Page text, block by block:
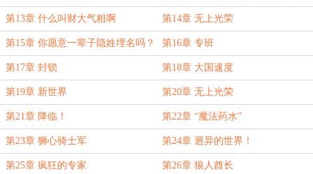
第13章 什么叫财大气粗啊 第14章 无上光荣
第15章 你愿意一辈子隐姓埋名吗？ 第16章 专班
第17章 封锁 第18章 大国速度
第19章 新世界 第20章 无上光荣
第21章 降临！ 第22章 “魔法药水”
第23章 狮心骑士军 第24章 迥异的世界！
第25章 疯狂的专家 第26章 狼人酋长